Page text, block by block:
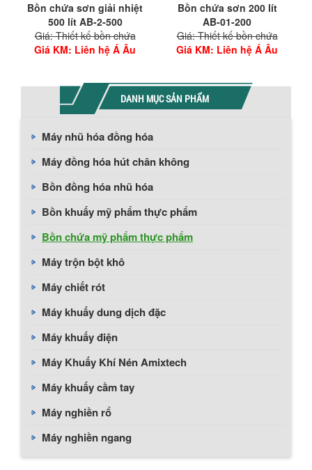
Bồn chứa sơn giải nhiệt
500 lít AB-2-500
Giá: Thiết kế bồn chứa
Giá KM: Liên hệ Á Âu
Bồn chứa sơn 200 lít
AB-01-200
Giá: Thiết kế bồn chứa
Giá KM: Liên hệ Á Âu
DANH MỤC SẢN PHẨM
Máy nhũ hóa đồng hóa
Máy đồng hóa hút chân không
Bồn đồng hóa nhũ hóa
Bồn khuấy mỹ phẩm thực phẩm
Bồn chứa mỹ phẩm thực phẩm
Máy trộn bột khô
Máy chiết rót
Máy khuấy dung dịch đặc
Máy khuấy điện
Máy Khuấy Khí Nén Amixtech
Máy khuấy cầm tay
Máy nghiền rổ
Máy nghiền ngang